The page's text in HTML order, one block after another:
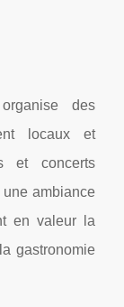
des
locaux et
et concerts
ambiance
en valeur la
gastronomie